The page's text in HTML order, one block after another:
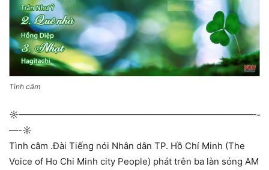
Tình câm
☼—————————————­—————————————-­
—-☼
Tình câm .Đài Tiếng nói Nhân dân TP. Hồ Chí Minh (The
Voice of Ho Chi Minh city People) phát trên ba làn sóng AM